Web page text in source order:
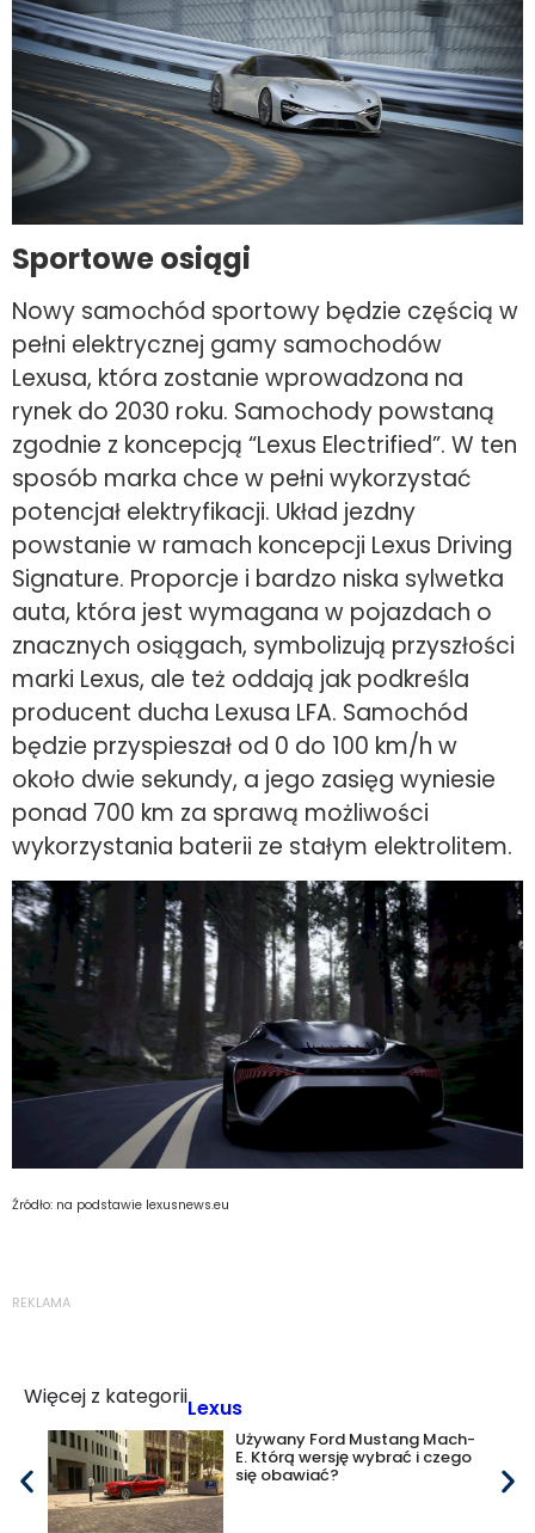
Sportowe osiągi
Nowy samochód sportowy będzie częścią w
pełni elektrycznej gamy samochodów
Lexusa, która zostanie wprowadzona na
rynek do 2030 roku. Samochody powstaną
zgodnie z koncepcją “Lexus Electrified”. W ten
sposób marka chce w pełni wykorzystać
potencjał elektryfikacji. Układ jezdny
powstanie w ramach koncepcji Lexus Driving
Signature. Proporcje i bardzo niska sylwetka
auta, która jest wymagana w pojazdach o
znacznych osiągach, symbolizują przyszłości
marki Lexus, ale też oddają jak podkreśla
producent ducha Lexusa LFA. Samochód
będzie przyspieszał od 0 do 100 km/h w
około dwie sekundy, a jego zasięg wyniesie
ponad 700 km za sprawą możliwości
wykorzystania baterii ze stałym elektrolitem.
Źródło: na podstawie lexusnews.eu
REKLAMA
Więcej z kategoriiLexus
Używany Ford Mustang Mach-
E. Którą wersję wybrać i czego
się obawiać?